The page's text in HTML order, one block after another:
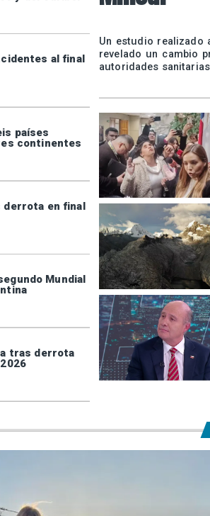
al final
países
continentes
derrota en final
Mundial
tras derrota
Un estudio realizado
revelado un cambio
autoridades